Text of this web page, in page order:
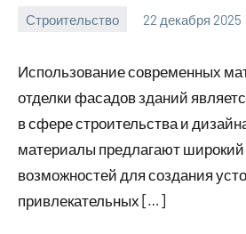
Строительство 22 декабря 2025
svargroup_ru
Использование современных
отделки фасадов зданий
в сфере строительства и
материалы предлагают широкий
возможностей для создания
привлекательных […]